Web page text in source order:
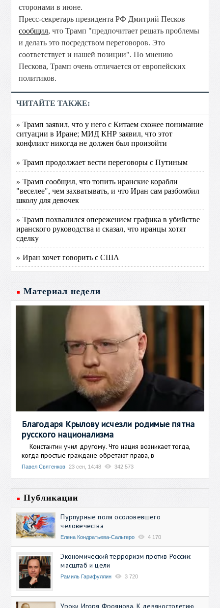
сторонами в июне.
Пресс-секретарь президента РФ Дмитрий Песков
сообщил, что Трамп "предпочитает решать проблемы
и делать это посредством переговоров. Это
соответствует и нашей позиции". По мнению
Пескова, Трамп очень отличается от европейских
политиков.
ЧИТАЙТЕ ТАКЖЕ:
» Трамп заявил, что у него с Китаем схожее понимание
ситуации в Иране; МИД КНР заявил, что этот
конфликт никогда не должен был произойти
» Трамп продолжает вести переговоры с Путиным
» Трамп сообщил, что топить иранские корабли
"веселее", чем захватывать, и что Иран сам разбомбил
школу для девочек
» Трамп похвалился опережением графика в убийстве
иранского руководства и сказал, что иранцы хотят
сделку
» Иран хочет говорить с США
Материал недели
Благодаря Крылову исчезли родимые пятна
русского национализма
Константин учил другому. Что нация возникает тогда,
когда простые граждане обретают права, в
Павел Святенков 23 сен, 14:48 342 573
Публикации
Пурпурные поля осоловевшего
человечества
Елена Кондратьева-Сальгеро 4 170
Экономический терроризм против России:
масштаб и цели
Рамиль Гарифуллин 3 720
Уроки Игоря Фроянова. К девяностолетию